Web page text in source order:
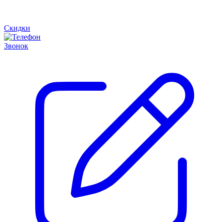
Скидки
Звонок